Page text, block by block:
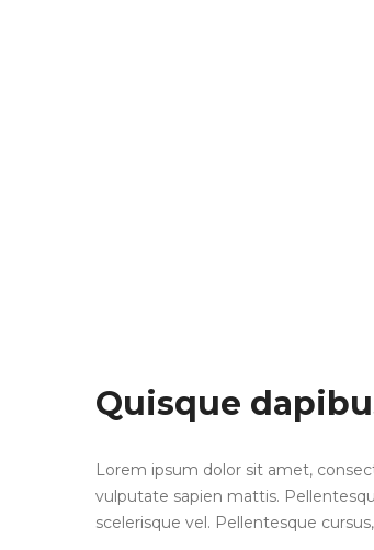
Quisque
Lorem ipsum dolor sit amet,
vulputate sapien mattis.
scelerisque vel. Pellentesque